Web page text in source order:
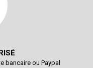
bancaire ou Paypal